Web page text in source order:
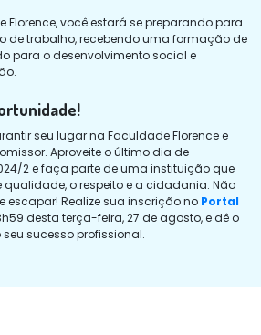
Florence, você estará se preparando para
de trabalho, recebendo uma formação de
para o desenvolvimento social e
seu lugar na Faculdade Florence e
Aproveite o último dia de
2 e faça parte de uma instituição que
o respeito e a cidadania. Não
escapar! Realize sua inscrição no Portal
desta terça-feira, 27 de agosto, e dê o
sucesso profissional.